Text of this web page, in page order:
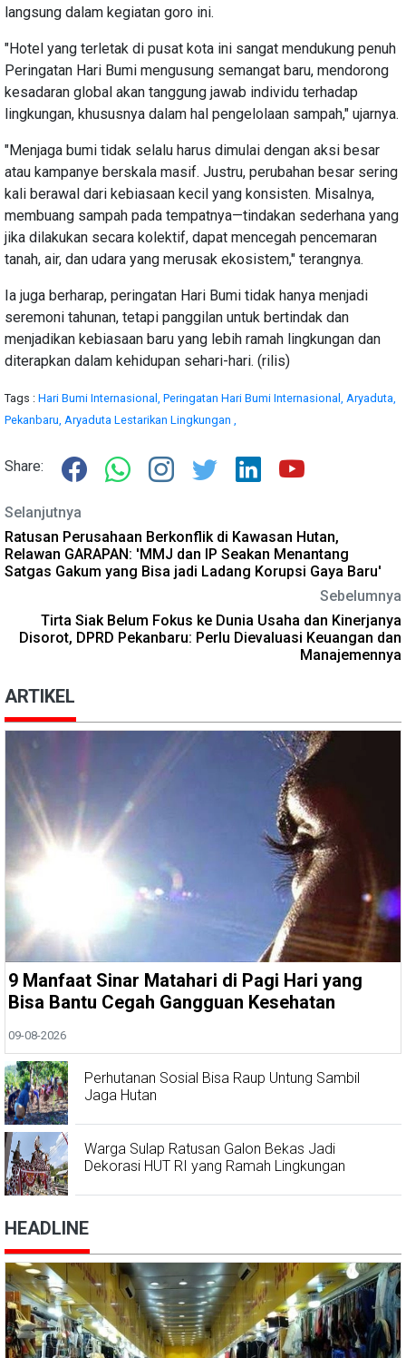
langsung dalam kegiatan goro ini.
"Hotel yang terletak di pusat kota ini sangat mendukung penuh
Peringatan Hari Bumi mengusung semangat baru, mendorong
kesadaran global akan tanggung jawab individu terhadap
lingkungan, khususnya dalam hal pengelolaan sampah," ujarnya.
"Menjaga bumi tidak selalu harus dimulai dengan aksi besar
atau kampanye berskala masif. Justru, perubahan besar sering
kali berawal dari kebiasaan kecil yang konsisten. Misalnya,
membuang sampah pada tempatnya—tindakan sederhana yang
jika dilakukan secara kolektif, dapat mencegah pencemaran
tanah, air, dan udara yang merusak ekosistem," terangnya.
Ia juga berharap, peringatan Hari Bumi tidak hanya menjadi
seremoni tahunan, tetapi panggilan untuk bertindak dan
menjadikan kebiasaan baru yang lebih ramah lingkungan dan
diterapkan dalam kehidupan sehari-hari. (rilis)
Tags : Hari Bumi Internasional, Peringatan Hari Bumi Internasional, Aryaduta,
Pekanbaru, Aryaduta Lestarikan Lingkungan ,
Share:
Selanjutnya
Ratusan Perusahaan Berkonflik di Kawasan Hutan,
Relawan GARAPAN: 'MMJ dan IP Seakan Menantang
Satgas Gakum yang Bisa jadi Ladang Korupsi Gaya Baru'
Sebelumnya
Tirta Siak Belum Fokus ke Dunia Usaha dan Kinerjanya
Disorot, DPRD Pekanbaru: Perlu Dievaluasi Keuangan dan
Manajemennya
ARTIKEL
9 Manfaat Sinar Matahari di Pagi Hari yang
Bisa Bantu Cegah Gangguan Kesehatan
09-08-2026
Perhutanan Sosial Bisa Raup Untung Sambil
Jaga Hutan
Warga Sulap Ratusan Galon Bekas Jadi
Dekorasi HUT RI yang Ramah Lingkungan
HEADLINE